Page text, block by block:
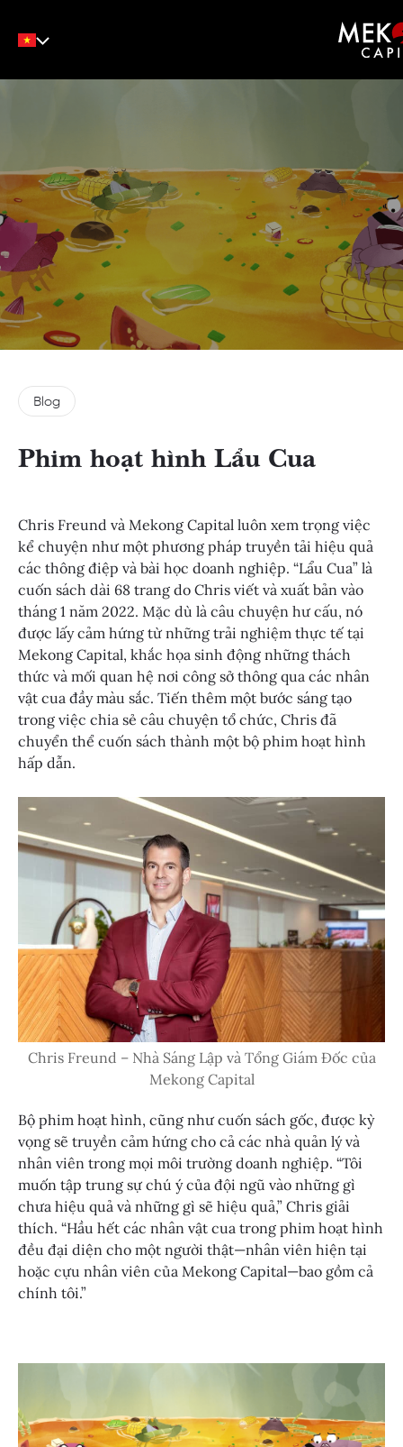
中文
Blog
Phim hoạt hình Lẩu Cua
Chris Freund và Mekong Capital luôn xem trọng việc
kể chuyện như một phương pháp truyền tải hiệu quả
các thông điệp và bài học doanh nghiệp. “Lẩu Cua” là
cuốn sách dài 68 trang do Chris viết và xuất bản vào
tháng 1 năm 2022. Mặc dù là câu chuyện hư cấu, nó
được lấy cảm hứng từ những trải nghiệm thực tế tại
Mekong Capital, khắc họa sinh động những thách
thức và mối quan hệ nơi công sở thông qua các nhân
vật cua đầy màu sắc. Tiến thêm một bước sáng tạo
trong việc chia sẻ câu chuyện tổ chức, Chris đã
chuyển thể cuốn sách thành một bộ phim hoạt hình
hấp dẫn.
Chris Freund – Nhà Sáng Lập và Tổng Giám Đốc của
Mekong Capital
Bộ phim hoạt hình, cũng như cuốn sách gốc, được kỳ
vọng sẽ truyền cảm hứng cho cả các nhà quản lý và
nhân viên trong mọi môi trường doanh nghiệp. “Tôi
muốn tập trung sự chú ý của đội ngũ vào những gì
chưa hiệu quả và những gì sẽ hiệu quả,” Chris giải
thích. “Hầu hết các nhân vật cua trong phim hoạt hình
đều đại diện cho một người thật—nhân viên hiện tại
hoặc cựu nhân viên của Mekong Capital—bao gồm cả
chính tôi.”